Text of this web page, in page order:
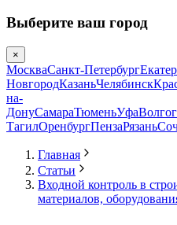
Выберите ваш город
×
МоскваСанкт-Петербург
НовгородКазаньЧелябинск
на-
ДонуСамараТюменьУфа
ТагилОренбургПензаРязань
Главная
Статьи
Входной контроль в
материалов,